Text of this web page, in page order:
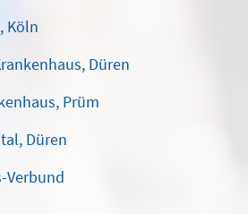
Köln
Düren
Prüm
Düren
Verbund